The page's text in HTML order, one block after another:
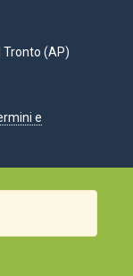
Tronto (AP)
e